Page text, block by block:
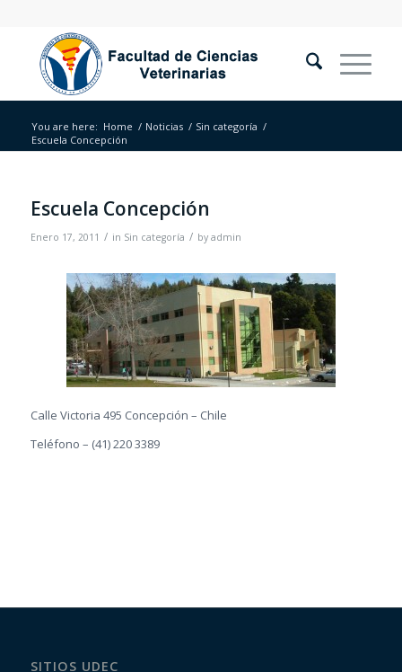
You are here: Home / Noticias / Sin categoría /
Escuela Concepción
Escuela Concepción
Enero 17, 2011 / in Sin categoría / by admin
Calle Victoria 495 Concepción – Chile
Teléfono – (41) 220 3389
SITIOS UDEC